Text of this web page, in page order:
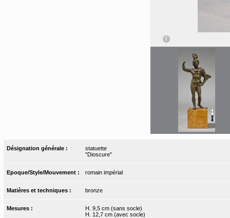
Désignation générale :
statuette
"Dioscure"
Epoque/Style/Mouvement : romain impérial
Matières et techniques : bronze
Mesures :
H. 9,5 cm (sans socle)
H. 12,7 cm (avec socle)